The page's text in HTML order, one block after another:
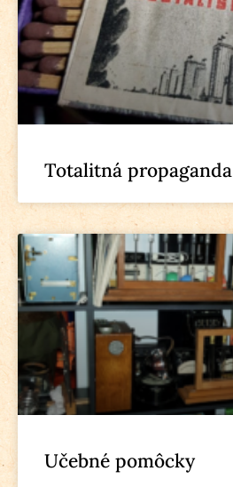
Totalitná propaganda
Učebné pomôcky